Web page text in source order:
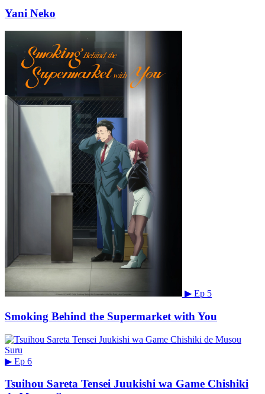
Yani Neko
▶ Ep 5
Smoking Behind the Supermarket with You
▶ Ep 6
Tsuihou Sareta Tensei Juukishi wa Game Chishiki